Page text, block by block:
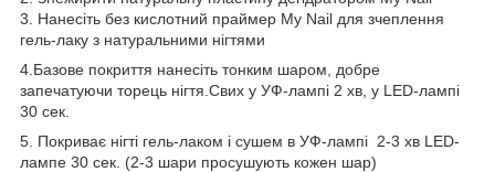
3. Нанесіть без кислотний праймер My Nail для зчеплення
гель-лаку з натуральними нігтями
4.Базове покриття нанесіть тонким шаром, добре
запечатуючи торець нігтя.Свих у УФ-лампі 2 хв, у LED-лампі
30 сек.
5. Покриває нігті гель-лаком і сушем в УФ-лампі 2-3 хв LED-
лампе 30 сек. (2-3 шари просушують кожен шар)